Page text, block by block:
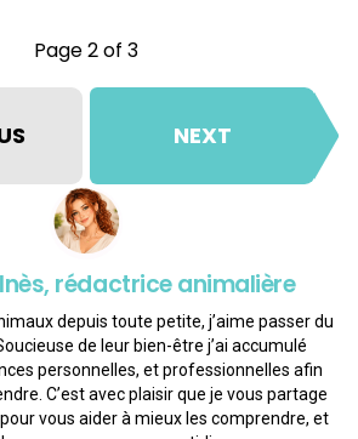
Page 2 of 3
NEXT
Inès, rédactrice animalière
depuis toute petite, j’aime passer du
de leur bien-être j’ai accumulé
personnelles, et professionnelles afin
C’est avec plaisir que je vous partage
vous aider à mieux les comprendre, et